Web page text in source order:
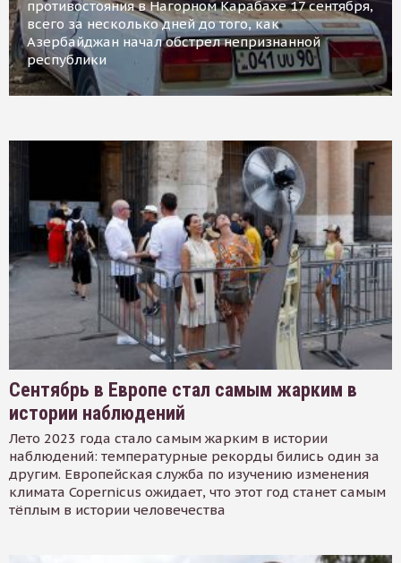
противостояния в Нагорном Карабахе 17 сентября,
всего за несколько дней до того, как
Азербайджан начал обстрел непризнанной
республики
Сентябрь в Европе стал самым жарким в
истории наблюдений
Лето 2023 года стало самым жарким в истории
наблюдений: температурные рекорды бились один за
другим. Европейская служба по изучению изменения
климата Copernicus ожидает, что этот год станет самым
тёплым в истории человечества